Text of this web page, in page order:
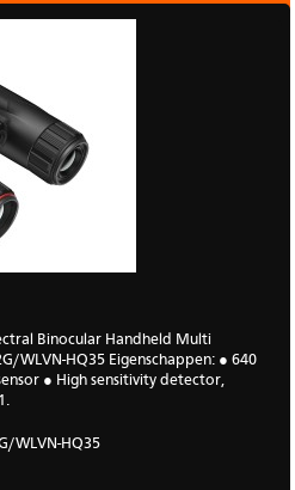
Binocular Handheld Multi
WLVN-HQ35 Eigenschappen: ● 640
● High sensitivity detector,
WLVN-HQ35